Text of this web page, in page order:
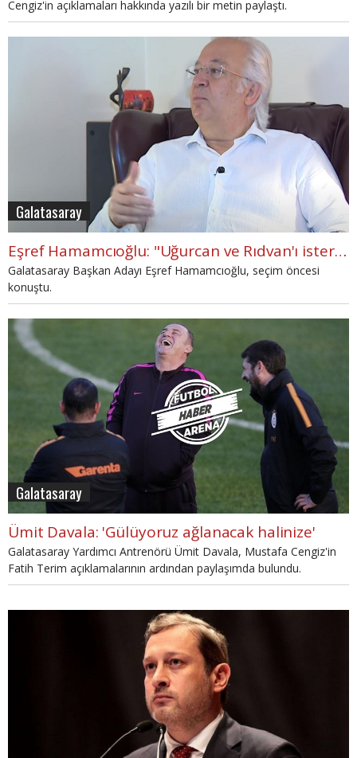
Cengiz'in açıklamaları hakkında yazılı bir metin paylaştı.
Galatasaray
Eşref Hamamcıoğlu: "Uğurcan ve Rıdvan'ı isterim"
Galatasaray Başkan Adayı Eşref Hamamcıoğlu, seçim öncesi
konuştu.
Galatasaray
Ümit Davala: 'Gülüyoruz ağlanacak halinize'
Galatasaray Yardımcı Antrenörü Ümit Davala, Mustafa Cengiz'in
Fatih Terim açıklamalarının ardından paylaşımda bulundu.